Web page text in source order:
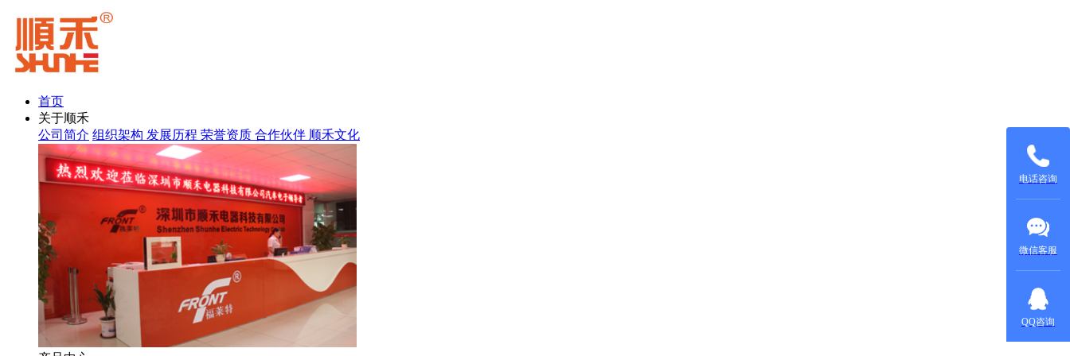
首页
关于顺禾
公司简介 组织架构 发展历程 荣誉资质 合作伙伴 顺禾文化
电话咨询
微信客服
QQ咨询
在线咨
询：
420022879
在线咨